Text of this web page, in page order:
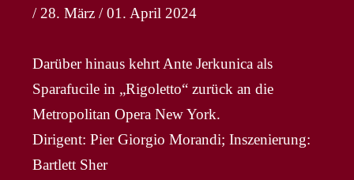
/ 28. März / 01. April 2024
Darüber hinaus kehrt Ante Jerkunica als
Sparafucile in „Rigoletto“ zurück an die
Metropolitan Opera New York.
Dirigent: Pier Giorgio Morandi; Inszenierung:
Bartlett Sher